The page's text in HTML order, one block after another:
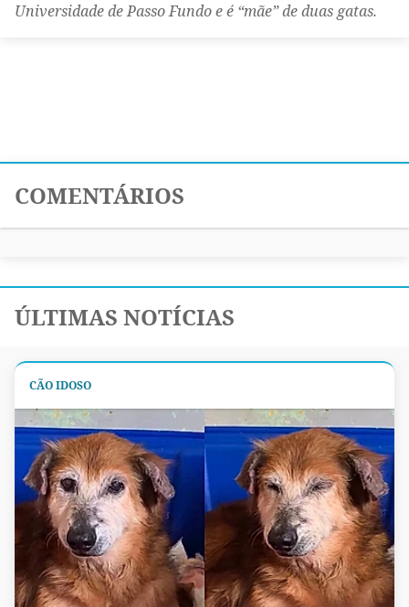
Universidade de Passo Fundo e é “mãe” de duas gatas.
COMENTÁRIOS
ÚLTIMAS NOTÍCIAS
CÃO IDOSO